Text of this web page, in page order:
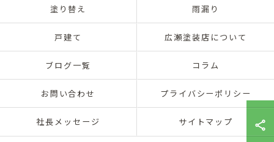
塗り替え 雨漏り
戸建て 広瀬塗装店について
ブログ一覧 コラム
お問い合わせ プライバシーポリシー
社長メッセージ サイトマップ